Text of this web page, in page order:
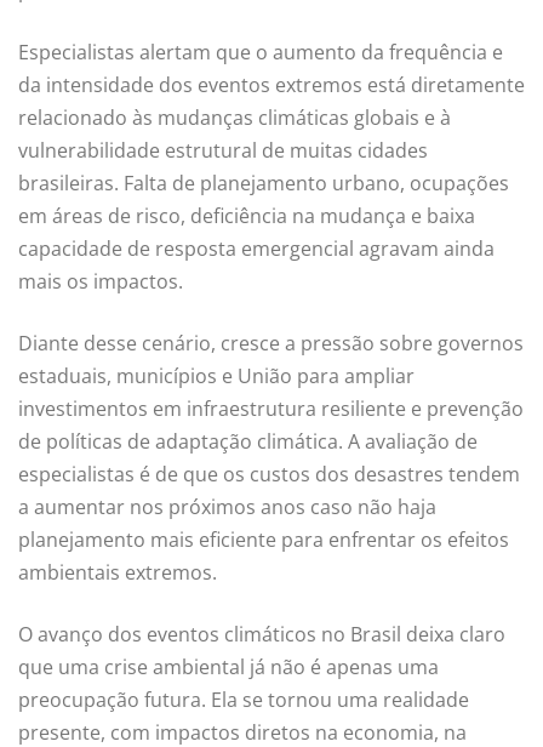
Especialistas alertam que o aumento da frequência e
da intensidade dos eventos extremos está diretamente
relacionado às mudanças climáticas globais e à
vulnerabilidade estrutural de muitas cidades
brasileiras. Falta de planejamento urbano, ocupações
em áreas de risco, deficiência na mudança e baixa
capacidade de resposta emergencial agravam ainda
mais os impactos.
Diante desse cenário, cresce a pressão sobre governos
estaduais, municípios e União para ampliar
investimentos em infraestrutura resiliente e prevenção
de políticas de adaptação climática. A avaliação de
especialistas é de que os custos dos desastres tendem
a aumentar nos próximos anos caso não haja
planejamento mais eficiente para enfrentar os efeitos
ambientais extremos.
O avanço dos eventos climáticos no Brasil deixa claro
que uma crise ambiental já não é apenas uma
preocupação futura. Ela se tornou uma realidade
presente, com impactos diretos na economia, na